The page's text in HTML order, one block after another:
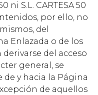
ni S.L. CARTESA 50
por ello, no
del
Enlazada o de los
del acceso
general, se
y hacia la Página
de aquellos